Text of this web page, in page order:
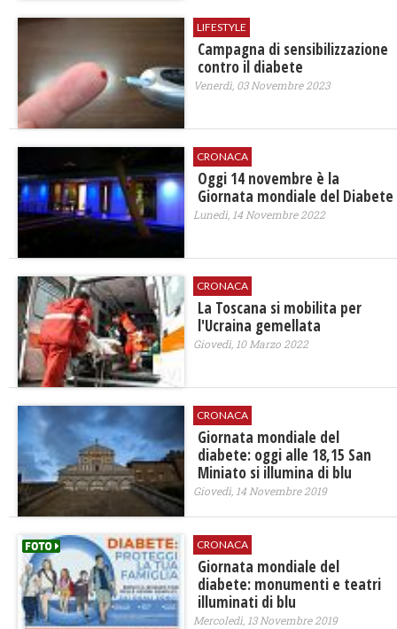
LIFESTYLE
Campagna di sensibilizzazione
contro il diabete
Venerdì, 03 Novembre 2023
CRONACA
Oggi 14 novembre è la
Giornata mondiale del Diabete
Lunedì, 14 Novembre 2022
CRONACA
La Toscana si mobilita per
l'Ucraina gemellata
Giovedì, 10 Marzo 2022
CRONACA
Giornata mondiale del
diabete: oggi alle 18,15 San
Miniato si illumina di blu
Giovedì, 14 Novembre 2019
CRONACA
Giornata mondiale del
diabete: monumenti e teatri
illuminati di blu
Mercoledì, 13 Novembre 2019